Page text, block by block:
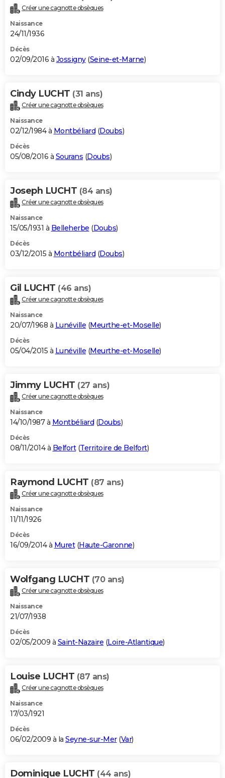
Créer une cagnotte obsèques
Naissance
24/11/1936
Décès
02/09/2016 à Jossigny(Seine-et-Marne)
Cindy LUCHT (31 ans)
Créer une cagnotte obsèques
Naissance
02/12/1984 à Montbéliard (Doubs)
Décès
05/08/2016 à Sourans (Doubs)
Joseph LUCHT (84 ans)
Créer une cagnotte obsèques
Naissance
15/05/1931 à Belleherbe (Doubs)
Décès
03/12/2015 à Montbéliard (Doubs)
Gil LUCHT (46 ans)
Créer une cagnotte obsèques
Naissance
20/07/1968 à Lunéville (Meurthe-et-Moselle)
Décès
05/04/2015 à Lunéville (Meurthe-et-Moselle)
Jimmy LUCHT (27 ans)
Créer une cagnotte obsèques
Naissance
14/10/1987 à Montbéliard (Doubs)
Décès
08/11/2014 à Belfort(Territoire de Belfort)
Raymond LUCHT (87 ans)
Créer une cagnotte obsèques
Naissance
11/11/1926
Décès
16/09/2014 à Muret(Haute-Garonne)
Wolfgang LUCHT (70 ans)
Créer une cagnotte obsèques
Naissance
21/07/1938
Décès
02/05/2009 à Saint-Nazaire (Loire-Atlantique)
Louise LUCHT (87 ans)
Créer une cagnotte obsèques
Naissance
17/03/1921
Décès
06/02/2009 à la Seyne-sur-Mer(Var)
Dominique LUCHT (44 ans)